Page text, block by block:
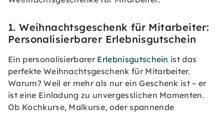
1. Weihnachtsgeschenk für Mitarbeiter:
Personalisierbarer Erlebnisgutschein
Ein personalisierbarer Erlebnisgutschein ist das
perfekte Weihnachtsgeschenk für Mitarbeiter.
Warum? Weil er mehr als nur ein Geschenk ist – er
ist eine Einladung zu unvergesslichen Momenten.
Ob Kochkurse, Malkurse, oder spannende